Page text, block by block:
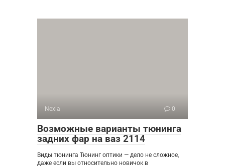
Nexia 0
Возможные варианты тюнинга
задних фар на ваз 2114
Виды тюнинга Тюнинг оптики — дело не сложное,
даже если вы относительно новичок в